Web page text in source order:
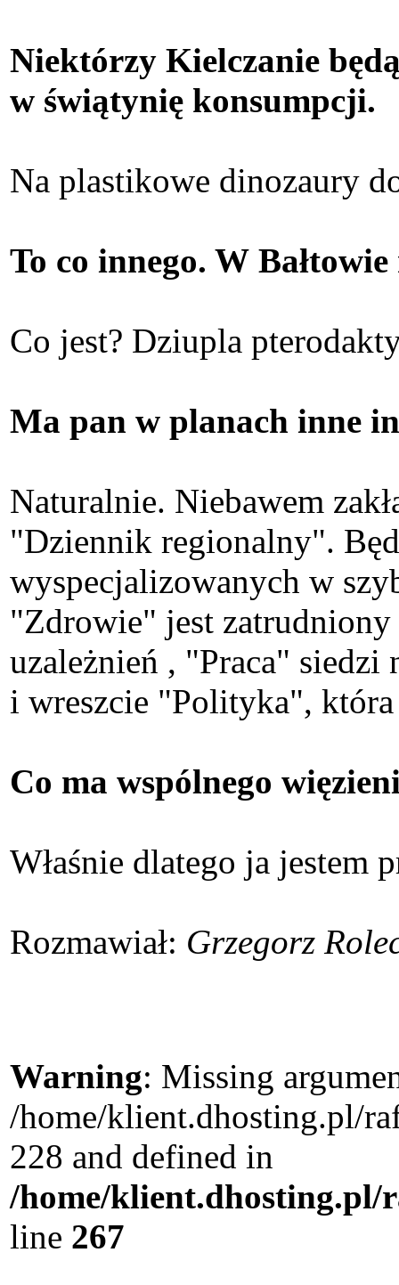
Niektórzy Kielczanie
w świątynię konsumpcji.
Na plastikowe dinozaury
To co innego. W
Co jest? Dziupla
Ma pan w planach inne
Naturalnie. Niebawem
"Dziennik regionalny".
wyspecjalizowanych w
"Zdrowie" jest
uzależnień , "Praca" siedzi
i wreszcie "Polityka",
Co ma wspólnego
Właśnie dlatego ja jestem
Rozmawiał: Grzegorz
Warning: Missing
/home/klient.dhosting.pl/
228 and defined in
/home/klient.dhosting.pl/
line 267